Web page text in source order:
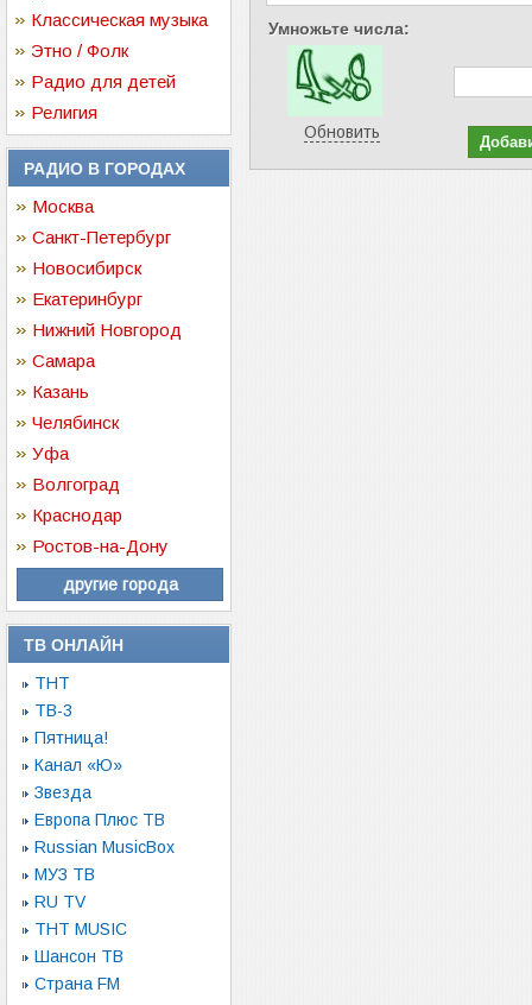
Классическая музыка
Этно / Фолк
Радио для детей
Религия
РАДИО В ГОРОДАХ
Москва
Санкт-Петербург
Новосибирск
Екатеринбург
Нижний Новгород
Самара
Казань
Челябинск
Уфа
Волгоград
Краснодар
Ростов-на-Дону
другие города
ТВ ОНЛАЙН
ТНТ
ТВ-3
Пятница!
Канал «Ю»
Звезда
Европа Плюс ТВ
Russian MusicBox
МУЗ ТВ
RU TV
ТНТ MUSIC
Шансон ТВ
Страна FM
Умножьте числа:
Обновить